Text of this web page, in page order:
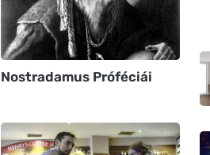
Nostradamus Próféciái